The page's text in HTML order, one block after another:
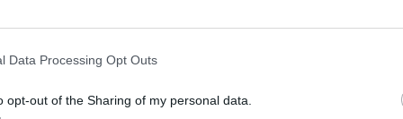
Data Processing Opt Outs
opt-out of the Sharing of my personal data.